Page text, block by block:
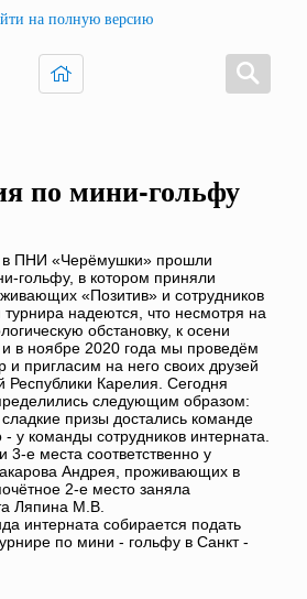
на полную версию
по мини-гольфу
в ПНИ «Черёмушки» прошли
гольфу, в котором приняли
«Позитив» и сотрудников
надеются, что несмотря на
обстановку, к осени
и в ноябре 2020 года мы проведём
и пригласим на него своих друзей
Республики Карелия. Сегодня
следующим образом:
призы достались команде
у команды сотрудников интерната.
3-е места соответственно у
Андрея, проживающих в
2-е место заняла
Ляпина М.В.
интерната собирается подать
по мини - гольфу в Санкт -